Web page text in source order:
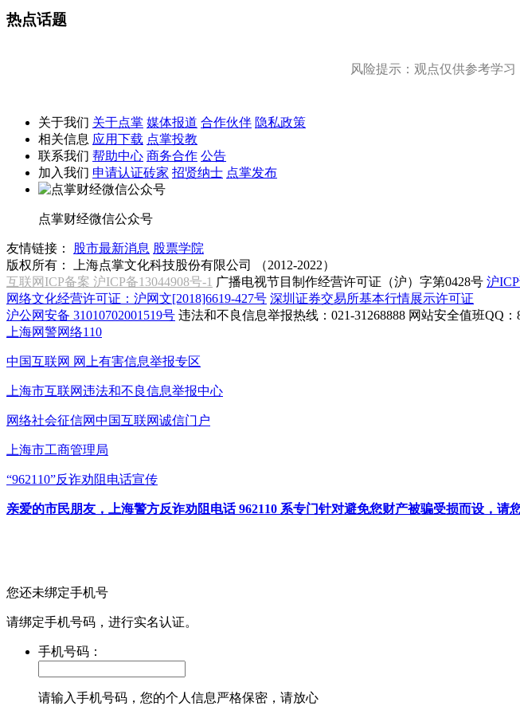
热点话题
风险提示：观点仅供参考学
关于我们 关于点掌 媒体报道 合作伙伴 隐私政策
相关信息 应用下载 点掌投教
联系我们 帮助中心 商务合作 公告
加入我们 申请认证砖家 招贤纳士 点掌发布
点掌财经微信公众号
友情链接： 股市最新消息 股票学院
版权所有：
上海点掌文化科技股份有限公司 （2012-2022）
互联网ICP备案 沪ICP备13044908号-1 广播电视节目制作经营许可证（沪）字第0428号 沪
网络文化经营许可证：沪网文[2018]6619-427号 深圳证券交易所基本行情展示许可证
沪公网安备 31010702001519号 违法和不良信息举报热线：021-31268888 网站安全值班QQ：
上海网警网络110
中国互联网 网上有害信息举报专区
上海市互联网违法和不良信息举报中心
网络社会征信网中国互联网诚信门户
上海市工商管理局
“962110”反诈劝阻电话宣传
亲爱的市民朋友，上海警方反诈劝阻电话 962110 系专门针对避免您财产被骗受损而设，请
您还未绑定手机号
请绑定手机号码，进行实名认证。
手机号码：
请输入手机号码，您的个人信息严格保密，请放心